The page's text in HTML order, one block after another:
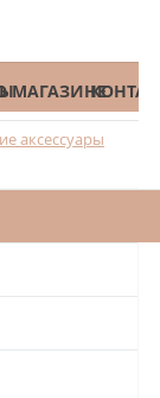
МАГАЗИНЕ
аксессуары